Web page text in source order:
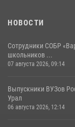
НОВОСТИ
Сотрудники СОБР
школьников ...
07 августа 2026, 09:14
Выпускники ВУЗов
Урал
06 августа 2026, 12:14